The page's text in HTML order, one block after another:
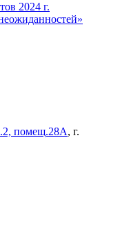
2024 г.
помещ.28А, г.